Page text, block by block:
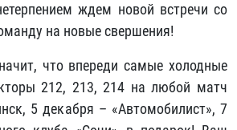
ждем новой встречи со
на новые свершения!
что впереди самые холодные
212, 213, 214 на любой матч
5 декабря – «Автомобилист», 7